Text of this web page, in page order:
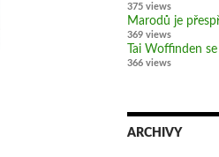
375 views
Marodů je
369 views
Tai Woffinden
366 views
ARCHIVY